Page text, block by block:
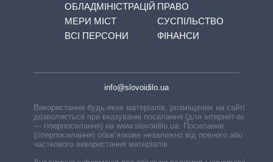
ОБЛАДМІНІСТРАЦІЙ
МЕРИ МІСТ
ВСІ ПЕРСОНИ
ПРАВО
СУСПІЛЬСТВО
ФІНАНСИ
info@slovoidilo.ua
Використання будь-яких матеріалів, розміщених на сайті,
дозволяється при вказуванні посилання (для інтернет-видань
— гіперпосилання) на www.slovoidilo.ua. Посилання
(гіперпосилання) обов’язкове незалежно від повного або
часткового використання матеріалів.